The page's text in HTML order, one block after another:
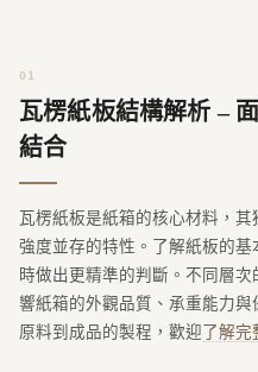
瓦楞紙板結構解析 –
結合
瓦楞紙板是紙箱的核心材料，
強度並存的特性。了解紙板的
時做出更精準的判斷。不同層
響紙箱的外觀品質、承重能力
原料到成品的製程，歡迎了解完